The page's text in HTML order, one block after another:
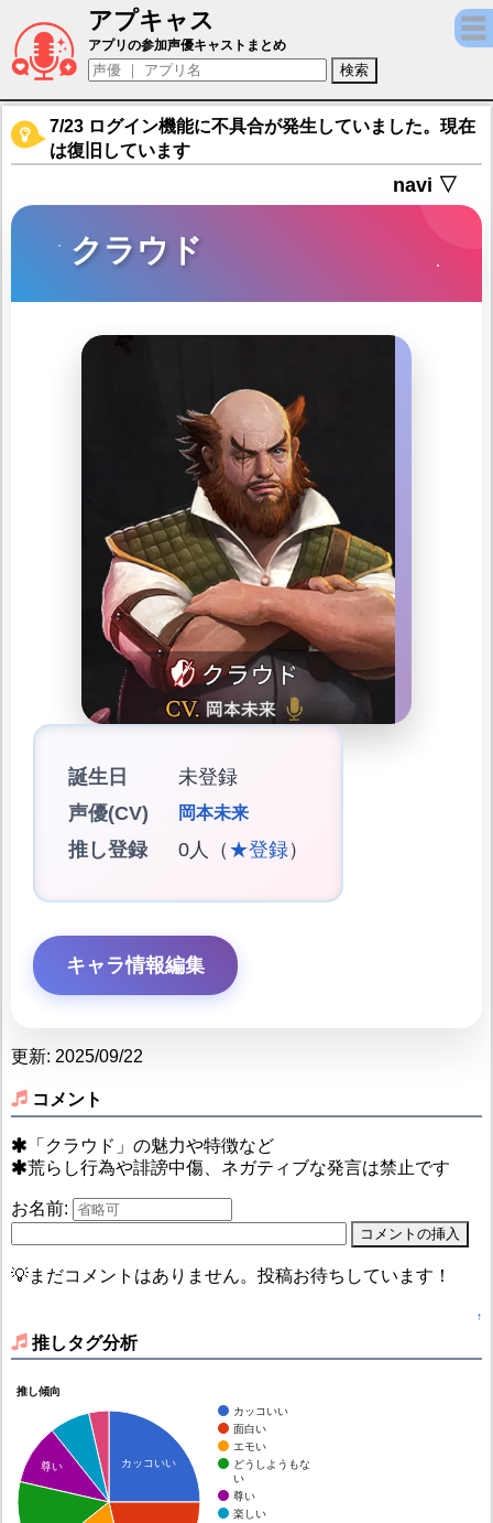
アプキャス
クラウド（声優：岡本未来)【グラナド・エ
アプリの参加声優キャストまとめ
7/23 ログイン機能に不具合が発生していました。現在
は復旧しています
navi ▽
クラウド
誕生日
未登録
声優(CV)
岡本未来
推し登録 0人（ ★登録）
キャラ情報編集
更新: 2025/09/22
コメント
「クラウド」の魅力や特徴など
荒らし行為や誹謗中傷、ネガティブな発言は禁止です
お名前:
💡まだコメントはありません。投稿お待ちしています！
↑
推しタグ分析
推し傾向
カッコいい
面白い
エモい
どうしようもな
い
尊い
楽しい
カッコいい
尊い